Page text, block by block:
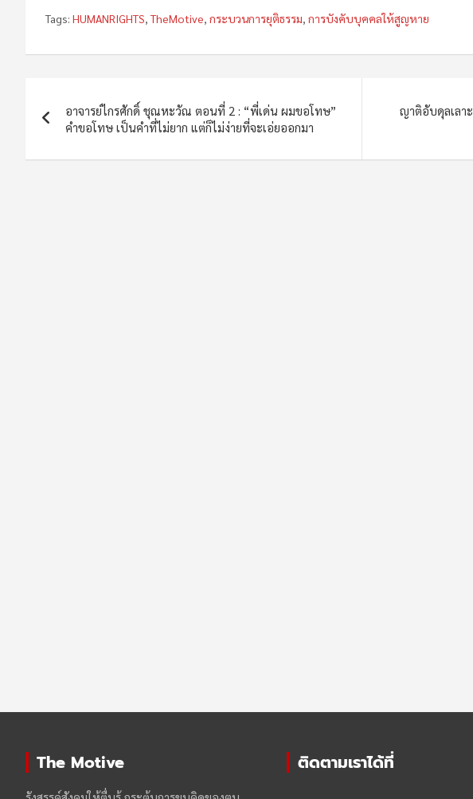
Tags: HUMANRIGHTS,TheMotive, กระบวนการยุติธรรม, การบังคับบุคคลให้สูญหาย
navigation
อาจารย์ไกรศักดิ์ ชุณหะวัณ ตอนที่ 2 : “พี่เด่น ผมขอโทษ”
คำขอโทษ เป็นคำที่ไม่ยาก แต่ก็ไม่ง่ายที่จะเอ่ยออกมา
ญาติอับดุลเลา
The Motive ติดตามเราได้ที่